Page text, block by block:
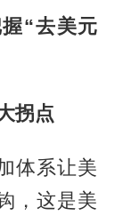
“去美元
拐点
体系让美
，这是美